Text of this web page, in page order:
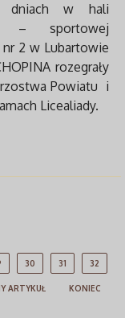
dniach w hali
– sportowej
nr 2 w Lubartowie
rozegrały
Powiatu i
Licealiady.
30 31 32
ARTYKUŁ KONIEC